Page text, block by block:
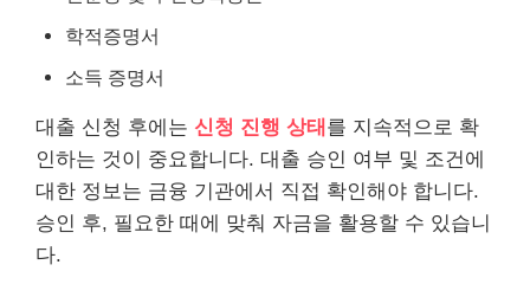
학적증명서
소득 증명서
대출 신청 후에는 신청 진행 상태 를 지속적으로 확
인하는 것이 중요합니다. 대출 승인 여부 및 조건에
대한 정보는 금융 기관에서 직접 확인해야 합니다.
승인 후, 필요한 때에 맞춰 자금을 활용할 수 있습니
다.